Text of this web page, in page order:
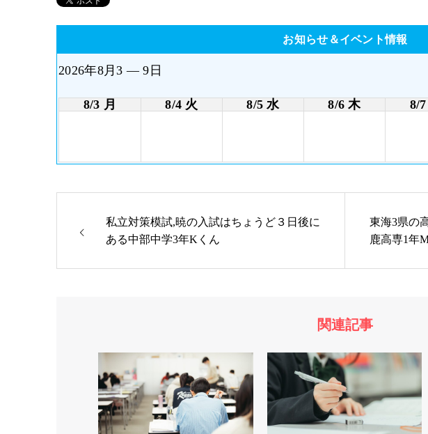
お知らせ＆イベント情報
2026年8月3 — 9日
8/3 月
8/4 火 8/5 水 8/6 木 8/
私立対策模試,暁の入試はちょうど３日後に
ある中部中学3年Kくん
東海3県の
鹿高専1年
関連記事